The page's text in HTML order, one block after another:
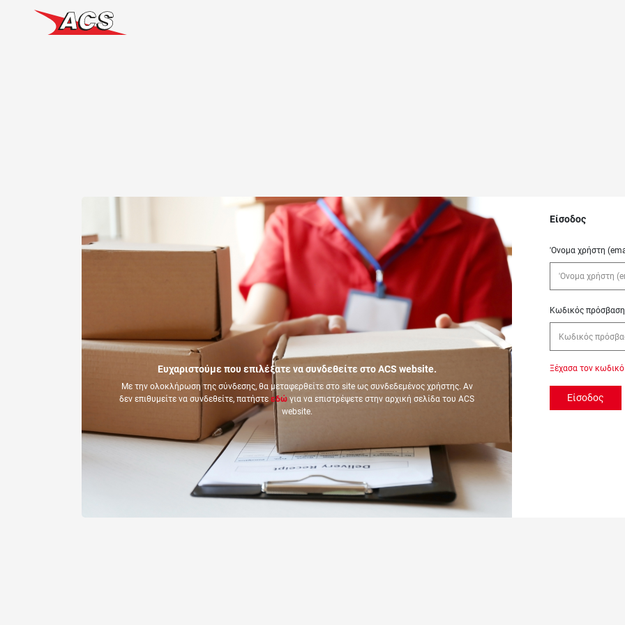
Ευχαριστούμε που επιλέξατε να συνδεθείτε στο ACS website.
Με την ολοκλήρωση της σύνδεσης, θα μεταφερθείτε στο site ως συνδεδεμένος χρήστης. Αν
δεν επιθυμείτε να συνδεθείτε, πατήστεεδώ για να επιστρέψετε στην αρχική σελίδα του ACS
website.
Είσοδος
'Ονομα χρήστη
Κωδικός
Ξέχασα τον
Είσοδος